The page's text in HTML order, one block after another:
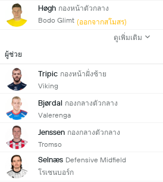
Høgh กองหน้าตัวกลาง
Bodo Glimt (ออกจากสโมสร)
ดูเพิ่มเติม
ผู้ช่วย
Tripic กองหน้าฝั่งซ้าย
Viking
Bjørdal กองกลางตัวกลาง
Valerenga
Jenssen กองกลางตัวกลาง
Tromso
Selnæs Defensive Midfield
โรเซนบอร์ก